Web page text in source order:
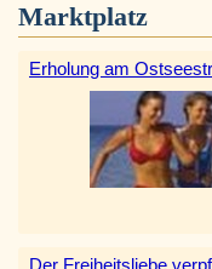
Marktplatz
Erholung am
Der Freiheitsliebe